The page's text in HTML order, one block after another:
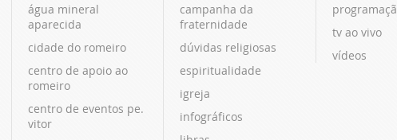
água mineral
aparecida
cidade do romeiro
centro de apoio ao
romeiro
centro de eventos pe.
vitor
campanha da
fraternidade
dúvidas religiosas
espiritualidade
igreja
infográficos
tv ao vivo
vídeos